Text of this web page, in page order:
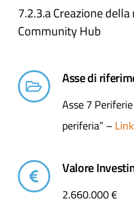
7.2.3.a Creazione
Community Hub
Asse di
Asse 7
periferia” –
Valore
2.660.000 €